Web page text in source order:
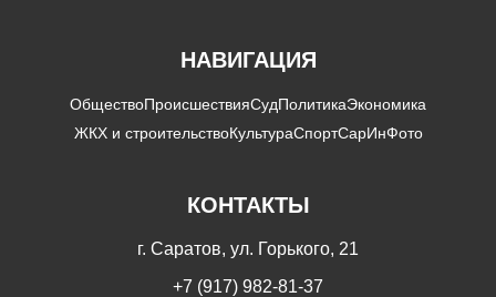
НАВИГАЦИЯ
ОбществоПроисшествияСудПолитикаЭкономика
ЖКХ и строительствоКультураСпортСарИнФото
КОНТАКТЫ
г. Саратов, ул. Горького, 21
+7 (917) 982-81-37